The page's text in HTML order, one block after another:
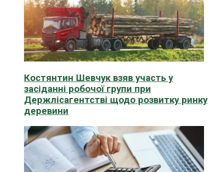
Костянтин Шевчук взяв участь у
засіданні робочої групи при
Держлісагентстві щодо розвитку ринку
деревини